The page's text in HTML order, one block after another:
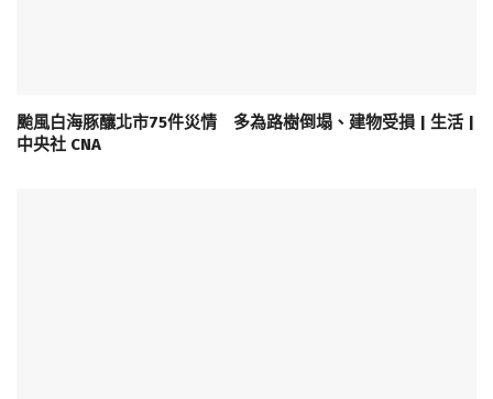
颱風白海豚釀北市75件災情 多為路樹倒塌、建物受損 | 生活 |
中央社 CNA